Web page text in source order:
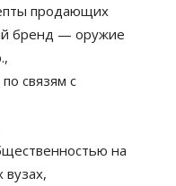
продающих
бренд — оружие
связям с
на